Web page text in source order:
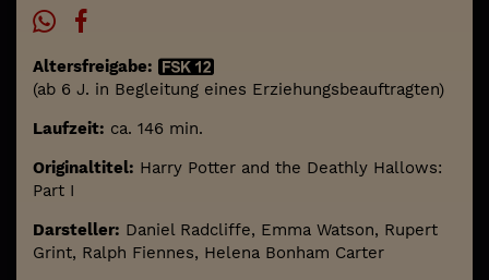
Altersfreigabe:
(ab 6 J. in Begleitung eines Erziehungsbeauftragten)
Laufzeit: ca. 146 min.
Originaltitel: Harry Potter and the Deathly Hallows:
Part I
Darsteller: Daniel Radcliffe, Emma Watson, Rupert
Grint, Ralph Fiennes, Helena Bonham Carter